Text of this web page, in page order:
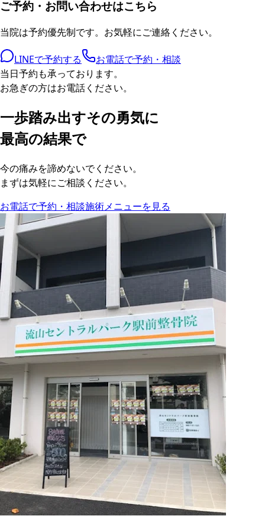
ご予約・お問い合わせはこちら
当院は予約優先制です。お気軽にご連絡ください。
LINEで予約する
お電話で予約・相談
当日予約も承っております。
お急ぎの方はお電話ください。
一歩踏み出すその勇気に
最高の結果で
今の痛みを諦めないでください。
まずは気軽にご相談ください。
お電話で予約・相談施術メニューを見る